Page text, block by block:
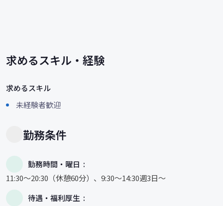
求めるスキル・経験
求めるスキル
未経験者歓迎
勤務条件
勤務時間・曜日
11:30〜20:30（休憩60分）、9:30〜14:30週3日～
待遇・福利厚生